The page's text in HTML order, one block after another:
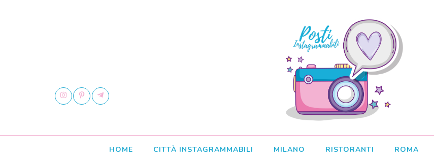
HOME CITTÀ INSTAGRAMMABILI MILANO RISTORANTI ROMA